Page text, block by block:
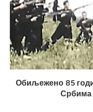
Обиљежено 85
Србима